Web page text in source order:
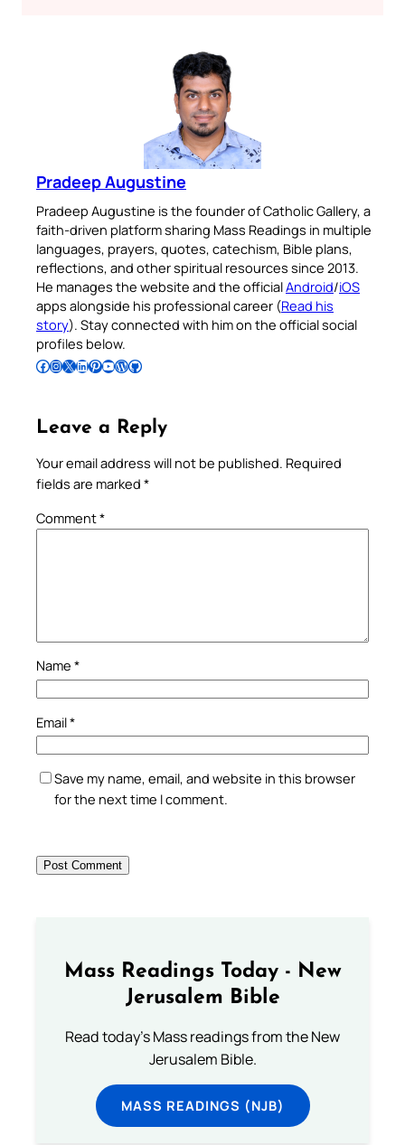
Pradeep Augustine
Pradeep Augustine is the founder of Catholic Gallery, a
faith-driven platform sharing Mass Readings in multiple
languages, prayers, quotes, catechism, Bible plans,
reflections, and other spiritual resources since 2013.
He manages the website and the officialAndroid/iOS
apps alongside his professional career (Read his
story). Stay connected with him on the official social
profiles below.
Follow Pradeep on Facebook Follow Pradeep on InstagramFollow Pradeep on X Follow Pradeep on LinkedIn Follow Pradeep on Pinterest Subscribe to Pradeep’s Youtube Channel Follow Pradeep on WordPress Follow Pradeep on GitHub
Leave a Reply
Your email address will not be published. Required
fields are marked *
Comment*
Name *
Email*
Save my name, email, and website in this browser
for the next time I comment.
Mass Readings Today - New
Jerusalem Bible
Read today's Mass readings from the New
Jerusalem Bible.
MASS READINGS (NJB)